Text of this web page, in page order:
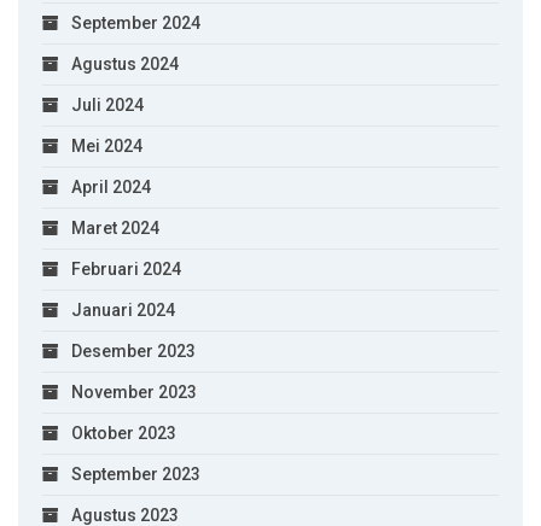
September 2024
Agustus 2024
Juli 2024
Mei 2024
April 2024
Maret 2024
Februari 2024
Januari 2024
Desember 2023
November 2023
Oktober 2023
September 2023
Agustus 2023